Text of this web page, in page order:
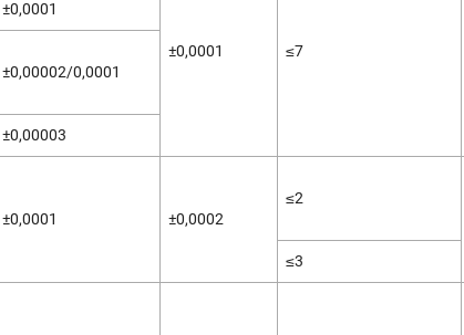
±0,0001 ≤7
±0,0001
±0,00002/0,0001
±0,00003
±0,0001 ±0,0002
≤2
≤3